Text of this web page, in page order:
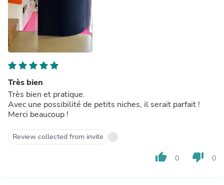
Très bien
Très bien et pratique.
Avec une possibilité de petits niches, il serait parfait !
Merci beaucoup !
Review collected from invite
thumb_up 0 thumb_down 0